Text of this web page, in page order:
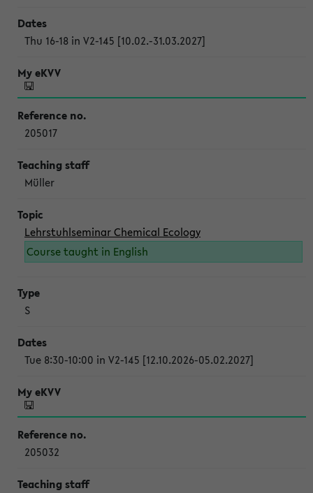
Thu 16-18 in V2-145 [10.02.-31.03.2027]
205017
Müller
Lehrstuhlseminar Chemical Ecology
Course taught in English
S
Tue 8:30-10:00 in V2-145 [12.10.2026-05.02.2027]
205032